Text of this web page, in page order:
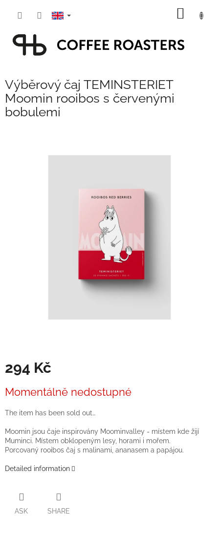
Výběrový čaj TEMINSTERIET
Moomin rooibos s červenými
bobulemi
294 Kč
price:
Momentálně nedostupné
The item has been sold out…
Moomin jsou čaje inspirovány Moominvalley - místem kde žijí
Muminci. Místem obklopeným lesy, horami i mořem.
Porcovaný rooibos čaj s malinami, ananasem a papájou.
Detailed information
ASK SHARE